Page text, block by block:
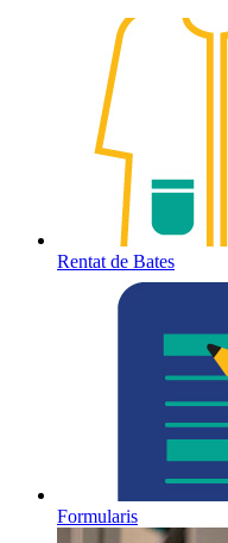
Rentat de Bates
Formularis